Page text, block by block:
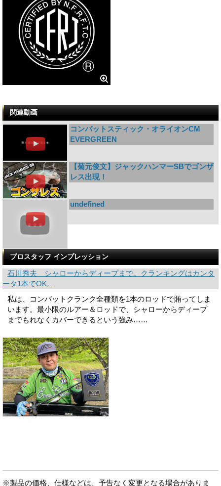
関連動画
コンバットスティック・オライオンCM
EVERGREEN
【菊元俊文】ジャックハンマーSBでゴンザ
レス出現！
undefined
プロスタッフ インプレッション
石川秀夫 シャローからディープまで。クランキングはカンタ
ータ1本でOK。
私は、コンバットクランク全種類を1本のロッドで賄ってしま
います。最小限のルアー＆ロッドで、シャローからディープ
までもれなくカバーできるという強み……
※製品の価格、仕様などは、予告なく変更となる場合がありま